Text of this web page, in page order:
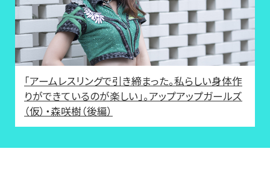
「アームレスリングで引き締まった。私らしい身体作
りができているのが楽しい」。アップアップガールズ
（仮）・森咲樹（後編）